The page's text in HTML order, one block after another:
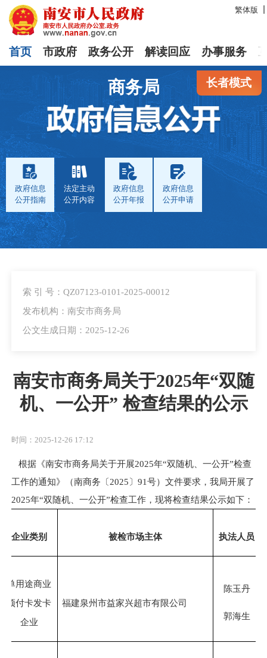
繁体版
首页 市政府 政务公开 解读回应 办事服务
长者模式
商务局
政府信息
公开指南
法定主动
公开内容
政府信息
公开年报
政府信息
公开申请
索 引 号：QZ07123-0101-2025-00012
发布机构：南安市商务局
公文生成日期：2025-12-26
南安市商务局关于2025年“双随
机、一公开” 检查结果的公示
时间：2025-12-26 17:12
根据《南安市商务局关于开展2025年“双随机、一公开”检查
工作的通知》（南商务〔2025〕 91号） 文件要求，我局开展了
2025年“双随机 一公开”检查工作 ，现将检查结果公示如下：
企业类别 被检市场主体 执法人员
单用途商业
预付卡发卡
企业
福建泉州市益家兴超市有限公司
陈玉丹
郭海生